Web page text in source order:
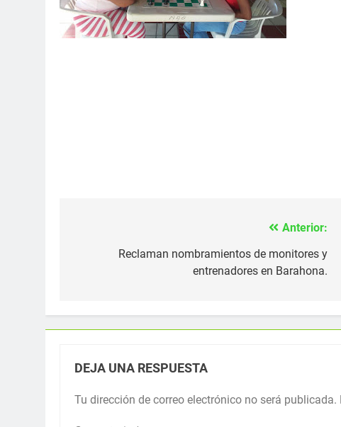
Anterior:
Reclaman nombramientos de monitores y
entrenadores en Barahona.
DEJA UNA RESPUESTA
Tu dirección de correo electrónico no será publicada.